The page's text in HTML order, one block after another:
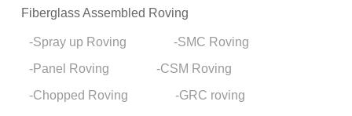
Fiberglass Assembled Roving
Spray up Roving
SMC Roving
Panel Roving
CSM Roving
Chopped Roving
GRC roving